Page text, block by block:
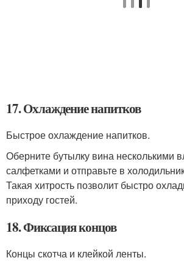
17. Охлаждение напитков
Быстрое охлаждение напитков.
Оберните бутылку вина несколькими
салфетками и отправьте в
Такая хитрость позволит быстро
приходу гостей.
18. Фиксация концов
Концы скотча и клейкой ленты.